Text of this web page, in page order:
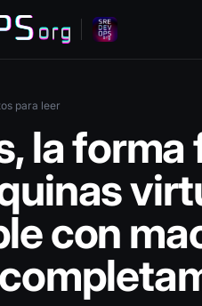
para leer
la forma
con